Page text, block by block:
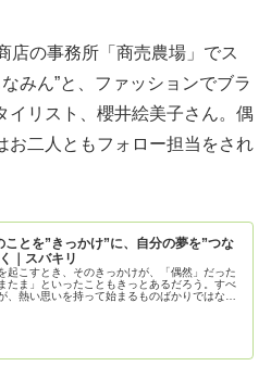
店の事務所「商売農場」でス
みん”と、ファッションでブラ
イリスト、櫻井絵美子さん。偶
お二人ともフォロー担当をされ
ことを”きっかけ”に、自分の夢を”つな
｜スバキリ
起こすとき、そのきっかけが、「偶然」だった
たま」といったこともきっとあるだろう。すべ
、熱い思いを持って始まるものばかりではな